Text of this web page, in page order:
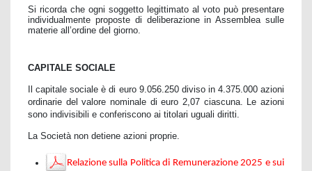
Si ricorda che ogni soggetto legittimato al voto può presentare
individualmente proposte di deliberazione in Assemblea sulle
materie all’ordine del giorno.
CAPITALE SOCIALE
Il capitale sociale è di euro 9.056.250 diviso in 4.375.000 azioni
ordinarie del valore nominale di euro 2,07 ciascuna. Le azioni
sono indivisibili e conferiscono ai titolari uguali diritti.
La Società non detiene azioni proprie.
Relazione sulla Politica di Remunerazione 2025 e sui